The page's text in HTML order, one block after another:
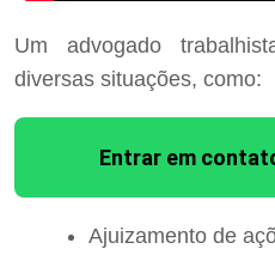
Um advogado
diversas situações, como:
Entrar em
Ajuizamento de